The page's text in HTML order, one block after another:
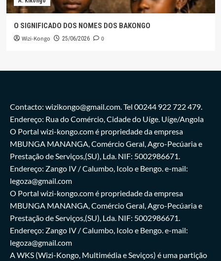
O SIGNIFICADO DOS NOMES DOS BAKONGO
Wizi-Kongo 25/06/2026 0
Contacto: wizikongo@gmail.com. Tel 00244 922 722 479.
Endereço: Rua do Comércio, Cidade do Uíge. Uíge/Angola
O Portal wizi-kongo.com é propriedade da empresa
MBUNGA MANANGA, Comércio Geral, Agro-Pecúaria e
Prestação de Serviços,(SU), Lda. NIF: 5002986671.
Endereço: Zango IV / Calumbo, Icolo e Bengo. e-mail:
legoza@gmail.com
O Portal wizi-kongo.com é propriedade da empresa
MBUNGA MANANGA, Comércio Geral, Agro-Pecúaria e
Prestação de Serviços,(SU), Lda. NIF: 5002986671.
Endereço: Zango IV / Calumbo, Icolo e Bengo. e-mail:
legoza@gmail.com
A WKS (Wizi-Kongo, Multimédia e Seviços) é uma partição